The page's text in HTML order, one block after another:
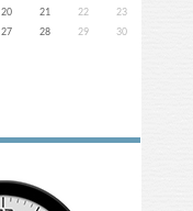
20 21 22
23
27 28 29
30